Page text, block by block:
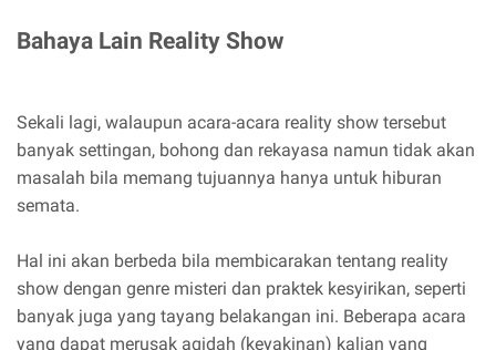
Bahaya Lain Reality Show
Sekali lagi, walaupun acara-acara reality show tersebut
banyak settingan, bohong dan rekayasa namun tidak akan
masalah bila memang tujuannya hanya untuk hiburan
semata.
Hal ini akan berbeda bila membicarakan tentang reality
show dengan genre misteri dan praktek kesyirikan, seperti
banyak juga yang tayang belakangan ini. Beberapa acara
yang dapat merusak aqidah (keyakinan) kalian yang